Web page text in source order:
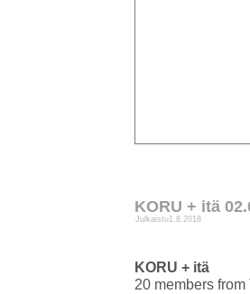
KORU + itä
Julkaistu1.8.2018
KORU + itä
20 members